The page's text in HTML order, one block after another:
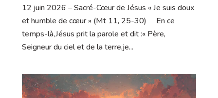
12 juin 2026 – Sacré-Cœur de Jésus « Je suis doux
et humble de cœur » (Mt 11, 25-30) En ce
temps-là,Jésus prit la parole et dit :« Père,
Seigneur du ciel et de la terre,je...